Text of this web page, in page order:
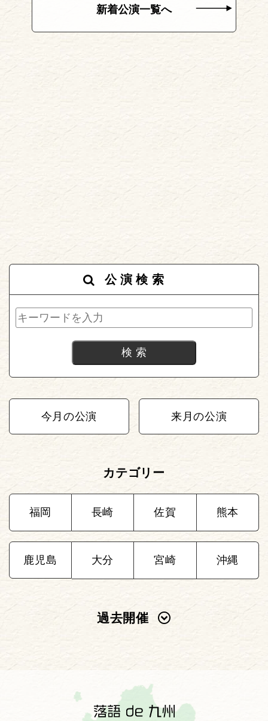
新着公演一覧へ
公演検索
今月の公演 来月の公演
カテゴリー
福岡 長崎 佐賀 熊本
鹿児島 大分 宮崎 沖縄
過去開催
2022年